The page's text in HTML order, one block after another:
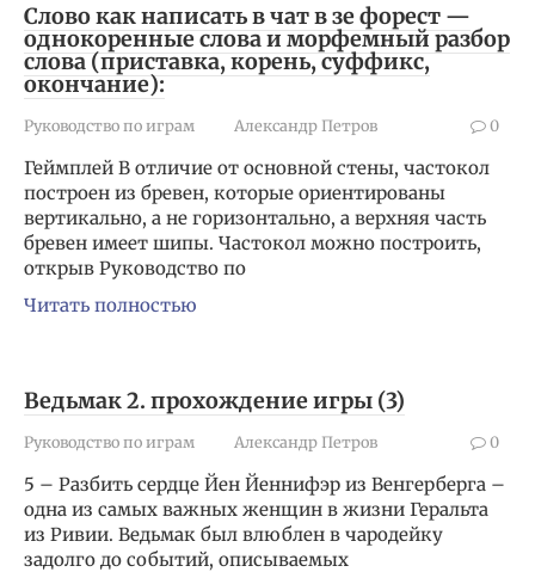
Слово как написать в чат в зе форест —
однокоренные слова и морфемный разбор
слова (приставка, корень, суффикс,
окончание):
Руководство по играм Александр Петров 0
Геймплей В отличие от основной стены, частокол
построен из бревен, которые ориентированы
вертикально, а не горизонтально, а верхняя часть
бревен имеет шипы. Частокол можно построить,
открыв Руководство по
Читать полностью
Ведьмак 2. прохождение игры (3)
Руководство по играм Александр Петров 0
5 – Разбить сердце Йен Йеннифэр из Венгерберга –
одна из самых важных женщин в жизни Геральта
из Ривии. Ведьмак был влюблен в чародейку
задолго до событий, описываемых